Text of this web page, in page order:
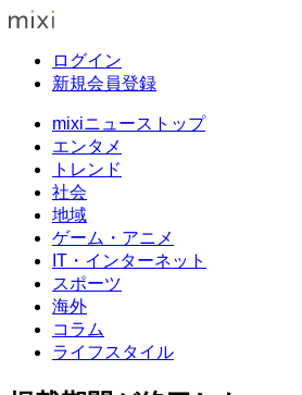
ログイン
新規会員登録
mixiニューストップ
エンタメ
トレンド
社会
地域
ゲーム・アニメ
IT・インターネット
スポーツ
海外
コラム
ライフスタイル